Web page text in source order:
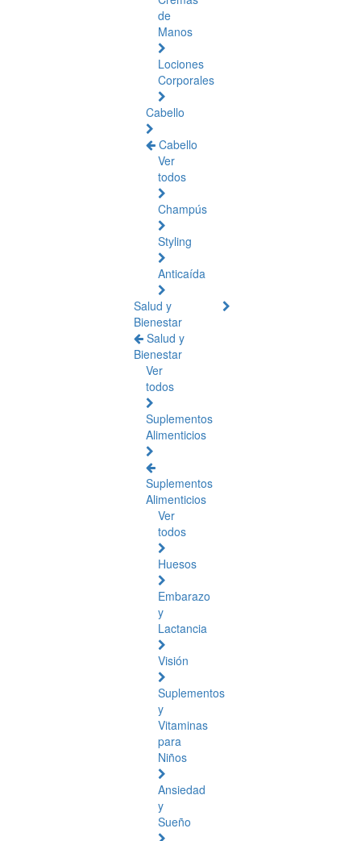
de
Manos
Lociones
Corporales
Cabello
Cabello
Ver
todos
Champús
Styling
Anticaída
Salud y
Bienestar
Salud y
Bienestar
Ver
todos
Suplementos
Alimenticios
Suplementos
Alimenticios
Ver
todos
Huesos
Embarazo
y
Lactancia
Visión
Suplementos
y
Vitaminas
para
Niños
Ansiedad
y
Sueño